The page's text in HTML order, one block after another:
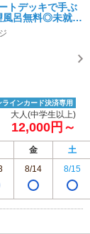
トデッキで手ぶ
風呂無料◎未就学
・女性におすす
ラインカード決済専用
大人(中学生以上)
12,000円～
金
土
8/14 8/15